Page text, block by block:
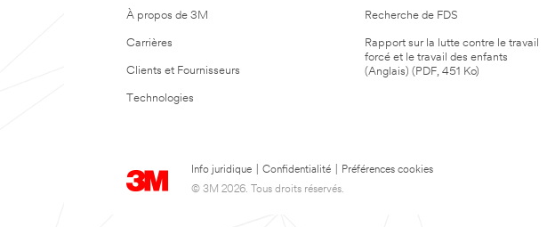
À propos de 3M
Carrières
Clients et Fournisseurs
Technologies
Recherche de FDS
Rapport sur la lutte contre le travail
forcé et le travail des enfants
(Anglais) (PDF, 451 Ko)
Info juridique Confidentialité
Préférences cookies
© 3M 2026. Tous droits réservés.